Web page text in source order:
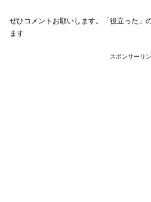
ぜひコメントお願いします。「役立った」
ます
スポンサーリ